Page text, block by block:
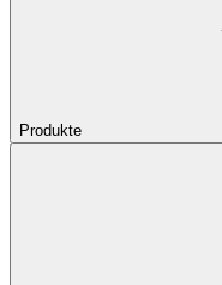
Produkte